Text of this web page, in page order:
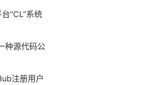
“CL”系统
种源代码公
注册用户